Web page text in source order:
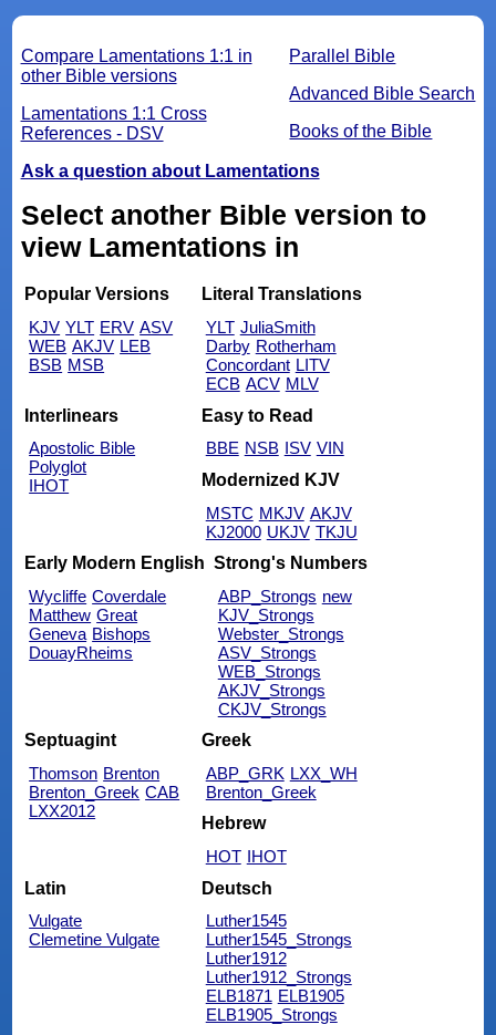
Parallel Bible
Advanced Bible Search
Books of the Bible
Compare Lamentations 1:1 in
other Bible versions
Lamentations 1:1 Cross
References - DSV
Ask a question about Lamentations
Select another Bible version to
view Lamentations in
Popular Versions
KJV YLT ERV ASV
WEB AKJV LEB
BSB MSB
Literal Translations
YLT JuliaSmith
Darby Rotherham
Concordant LITV
ECB ACV MLV
Interlinears
Apostolic Bible
Polyglot
IHOT
Easy to Read
BBE NSB ISV VIN
Modernized KJV
MSTC MKJV AKJV
KJ2000 UKJV TKJU
Early Modern English
Wycliffe Coverdale
Matthew Great
Geneva Bishops
DouayRheims
Strong's Numbers
ABP_Strongs new
KJV_Strongs
Webster_Strongs
ASV_Strongs
WEB_Strongs
AKJV_Strongs
CKJV_Strongs
Septuagint
Thomson Brenton
Brenton_Greek CAB
LXX2012
Greek
ABP_GRK LXX_WH
Brenton_Greek
Hebrew
HOT IHOT
Latin
Vulgate
Clemetine Vulgate
Deutsch
Luther1545
Luther1545_Strongs
Luther1912
Luther1912_Strongs
ELB1871 ELB1905
ELB1905_Strongs